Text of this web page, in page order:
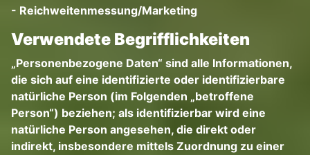
- Reichweitenmessung/Marketing
Verwendete Begrifflichkeiten
„Personenbezogene Daten“ sind alle Informationen,
die sich auf eine identifizierte oder identifizierbare
natürliche Person (im Folgenden „betroffene
Person“) beziehen; als identifizierbar wird eine
natürliche Person angesehen, die direkt oder
indirekt, insbesondere mittels Zuordnung zu einer